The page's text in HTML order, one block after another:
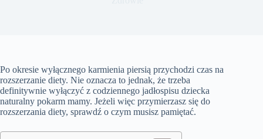
Po okresie wyłącznego karmienia piersią przychodzi czas na
rozszerzanie diety. Nie oznacza to jednak, że trzeba
definitywnie wyłączyć z codziennego jadłospisu dziecka
naturalny pokarm mamy. Jeżeli więc przymierzasz się do
rozszerzania diety, sprawdź o czym musisz pamiętać.